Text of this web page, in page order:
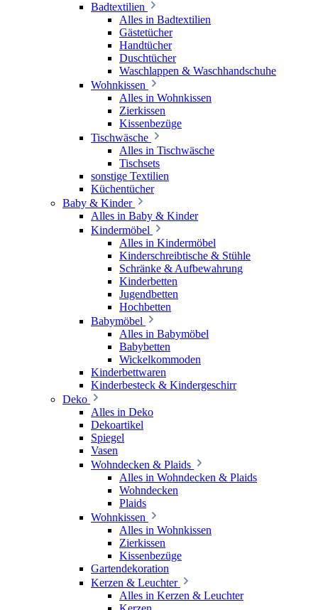
Badtextilien
Alles in Badtextilien
Gästetücher
Handtücher
Duschtücher
Waschlappen & Waschhandschuhe
Wohnkissen
Alles in Wohnkissen
Zierkissen
Kissenbezüge
Tischwäsche
Alles in Tischwäsche
Tischsets
sonstige Textilien
Küchentücher
Baby & Kinder
Alles in Baby & Kinder
Kindermöbel
Alles in Kindermöbel
Kinderschreibtische & Stühle
Schränke & Aufbewahrung
Kinderbetten
Jugendbetten
Hochbetten
Babymöbel
Alles in Babymöbel
Babybetten
Wickelkommoden
Kinderbettwaren
Kinderbesteck & Kindergeschirr
Deko
Alles in Deko
Dekoartikel
Spiegel
Vasen
Wohndecken & Plaids
Alles in Wohndecken & Plaids
Wohndecken
Plaids
Wohnkissen
Alles in Wohnkissen
Zierkissen
Kissenbezüge
Gartendekoration
Kerzen & Leuchter
Alles in Kerzen & Leuchter